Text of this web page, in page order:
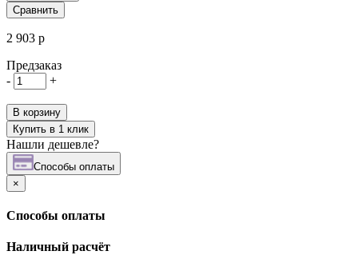
Сравнить
2 903 р
Предзаказ
-
+
В корзину
Купить в 1 клик
Нашли дешевле?
Cпособы оплаты
×
Cпособы оплаты
Наличный расчёт